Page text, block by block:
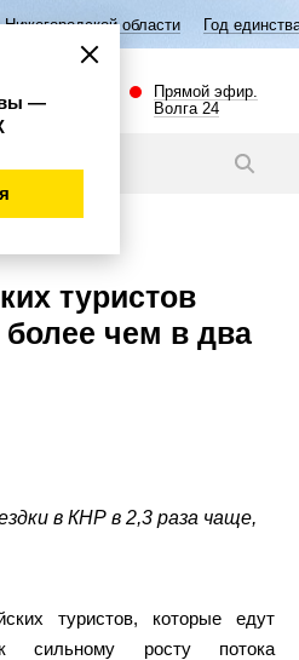
Год единства народов
Прямой эфир.
Волга 24
туристов
чем в два
в КНР в 2,3 раза чаще,
туристов, которые едут
росту потока
—